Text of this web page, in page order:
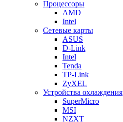
Процессоры
AMD
Intel
Сетевые карты
ASUS
D-Link
Intel
Tenda
TP-Link
ZyXEL
Устройства охлаждения
SuperMicro
MSI
NZXT